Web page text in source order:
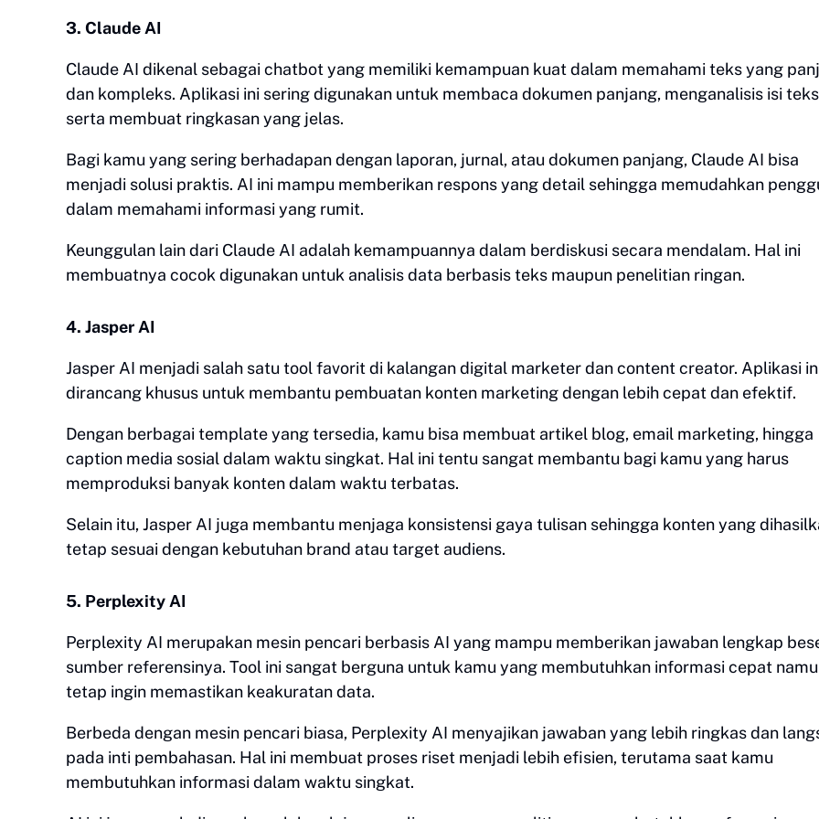
3. Claude AI
Claude AI dikenal sebagai chatbot yang memiliki kemampuan kuat dalam memahami teks yang
dan kompleks. Aplikasi ini sering digunakan untuk membaca dokumen panjang, menganalisis isi
serta membuat ringkasan yang jelas.
Bagi kamu yang sering berhadapan dengan laporan, jurnal, atau dokumen panjang, Claude AI bisa
menjadi solusi praktis. AI ini mampu memberikan respons yang detail sehingga memudahkan
dalam memahami informasi yang rumit.
Keunggulan lain dari Claude AI adalah kemampuannya dalam berdiskusi secara mendalam. Hal ini
membuatnya cocok digunakan untuk analisis data berbasis teks maupun penelitian ringan.
4. Jasper AI
Jasper AI menjadi salah satu tool favorit di kalangan digital marketer dan content creator. Aplikasi
dirancang khusus untuk membantu pembuatan konten marketing dengan lebih cepat dan efektif.
Dengan berbagai template yang tersedia, kamu bisa membuat artikel blog, email marketing, hingga
caption media sosial dalam waktu singkat. Hal ini tentu sangat membantu bagi kamu yang harus
memproduksi banyak konten dalam waktu terbatas.
Selain itu, Jasper AI juga membantu menjaga konsistensi gaya tulisan sehingga konten yang
tetap sesuai dengan kebutuhan brand atau target audiens.
5. Perplexity AI
Perplexity AI merupakan mesin pencari berbasis AI yang mampu memberikan jawaban lengkap
sumber referensinya. Tool ini sangat berguna untuk kamu yang membutuhkan informasi cepat
tetap ingin memastikan keakuratan data.
Berbeda dengan mesin pencari biasa, Perplexity AI menyajikan jawaban yang lebih ringkas dan
pada inti pembahasan. Hal ini membuat proses riset menjadi lebih efisien, terutama saat kamu
membutuhkan informasi dalam waktu singkat.